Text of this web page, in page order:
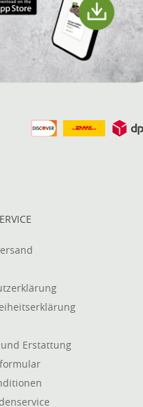
und Erstattung